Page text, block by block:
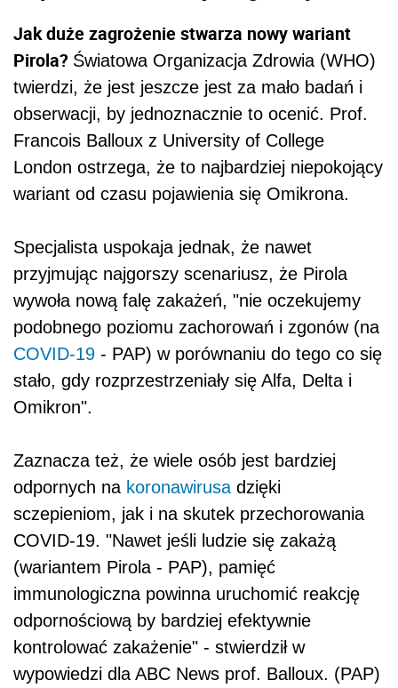
Jak duże zagrożenie stwarza nowy wariant
Pirola? Światowa Organizacja Zdrowia (WHO)
twierdzi, że jest jeszcze jest za mało badań i
obserwacji, by jednoznacznie to ocenić. Prof.
Francois Balloux z University of College
London ostrzega, że to najbardziej niepokojący
wariant od czasu pojawienia się Omikrona.
Specjalista uspokaja jednak, że nawet
przyjmując najgorszy scenariusz, że Pirola
wywoła nową falę zakażeń, "nie oczekujemy
podobnego poziomu zachorowań i zgonów (na
COVID-19 - PAP) w porównaniu do tego co się
stało, gdy rozprzestrzeniały się Alfa, Delta i
Omikron".
Zaznacza też, że wiele osób jest bardziej
odpornych na koronawirusa dzięki
sczepieniom, jak i na skutek przechorowania
COVID-19. "Nawet jeśli ludzie się zakażą
(wariantem Pirola - PAP), pamięć
immunologiczna powinna uruchomić reakcję
odpornościową by bardziej efektywnie
kontrolować zakażenie" - stwierdził w
wypowiedzi dla ABC News prof. Balloux. (PAP)